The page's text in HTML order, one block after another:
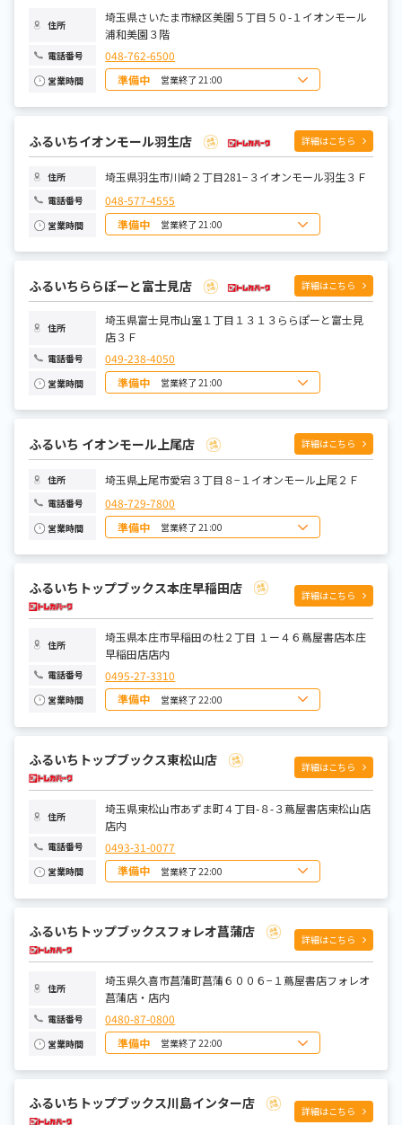
住所
埼玉県さいたま市緑区美園５丁目５０-１イオンモール
浦和美園３階
電話番号 048-762-6500
営業時間 準備中 営業終了 21:00
日曜日 10:00~21:00
水曜日 10:00~21:00
木曜日 10:00~21:00
土曜日 10:00~21:00
ふるいちイオンモール羽生店 詳細はこちら
住所 埼玉県羽生市川崎２丁目281−３イオンモール羽生３Ｆ
電話番号 048-577-4555
営業時間 準備中 営業終了 21:00
日曜日 10:00~21:00
水曜日 10:00~21:00
木曜日 10:00~21:00
土曜日 10:00~21:00
ふるいちららぽーと富士見店 詳細はこちら
住所
埼玉県富士見市山室１丁目１３１３ららぽーと富士見
店３Ｆ
電話番号 049-238-4050
営業時間 準備中 営業終了 21:00
日曜日 10:00～21:00
水曜日
木曜日
土曜日 10:00～21:00
ふるいち イオンモール上尾店 詳細はこちら
住所 埼玉県上尾市愛宕３丁目８−１イオンモール上尾２Ｆ
電話番号 048-729-7800
営業時間 準備中 営業終了 21:00
日曜日 10:00~21:00
水曜日 10:00~21:00
木曜日 10:00~21:00
土曜日 10:00~21:00
ふるいちトップブックス本庄早稲田店 詳細はこちら
住所
埼玉県本庄市早稲田の杜２丁目 １ー４６蔦屋書店本庄
早稲田店店内
電話番号 0495-27-3310
営業時間 準備中 営業終了 22:00
日曜日 8:00～22:00
月曜日
水曜日 9:00～22:00
木曜日 9:00～22:00
土曜日 8:00～22:00
ふるいちトップブックス東松山店 詳細はこちら
住所
埼玉県東松山市あずま町４丁目-８-３蔦屋書店東松山店
店内
電話番号 0493-31-0077
営業時間 準備中 営業終了 22:00
日曜日 8:00～22:00
月曜日
水曜日 9:00～22:00
木曜日 9:00～22:00
土曜日 8:00～22:00
ふるいちトップブックスフォレオ菖蒲店 詳細はこちら
住所
埼玉県久喜市菖蒲町菖蒲６００６−１蔦屋書店フォレオ
菖蒲店・店内
電話番号 0480-87-0800
営業時間 準備中 営業終了 22:00
日曜日 8:00～22:00
水曜日 9:00～22:00
木曜日 9:00～22:00
ふるいちトップブックス川島インター店 詳細はこちら